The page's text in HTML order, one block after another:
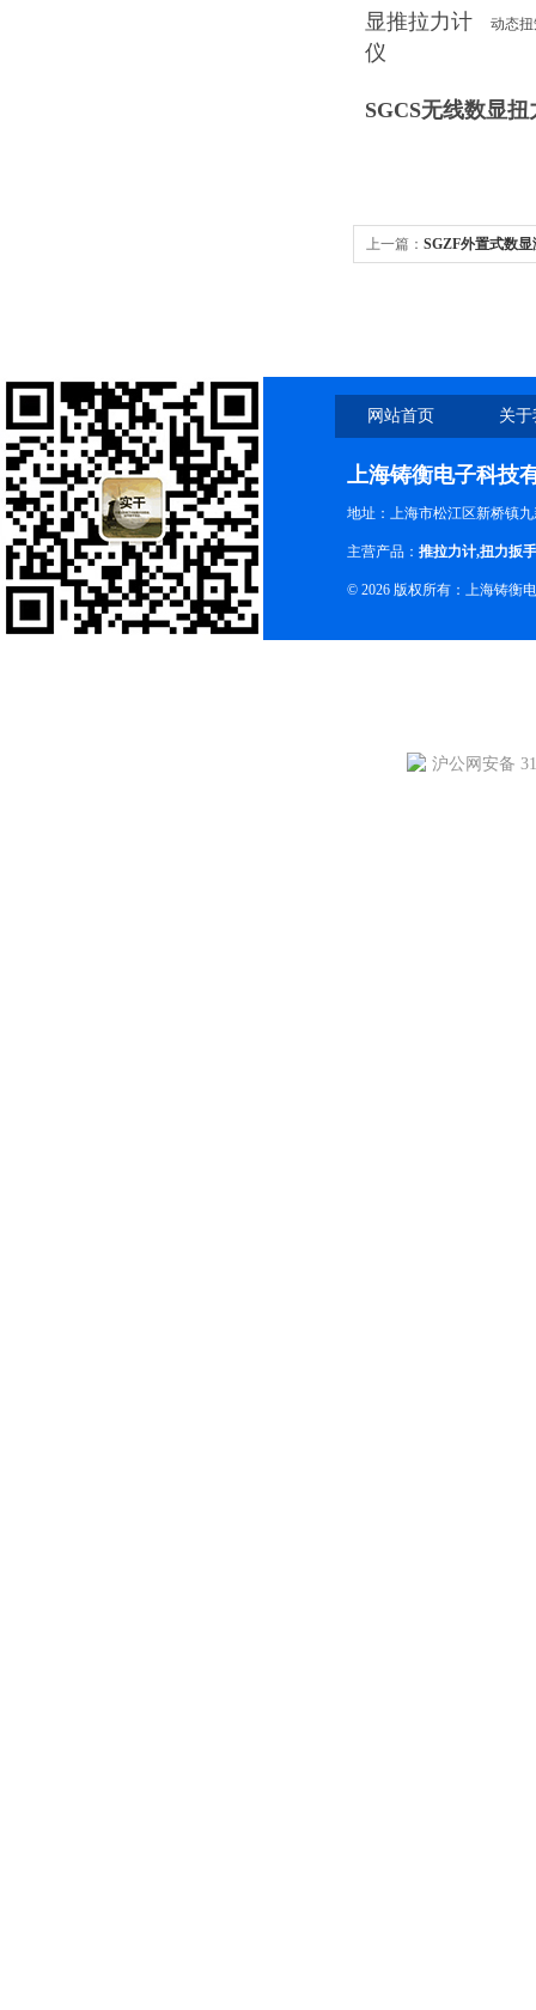
显推拉力计 动态
仪
SGCS无线数显
上一篇： SGZF外置式数
网站首页 关
上海铸衡电子科技
地址：上海市松江区新桥镇
主营产品： 推拉力计,扭力扳手
© 2026 版权所有：上海铸衡
沪公网安备